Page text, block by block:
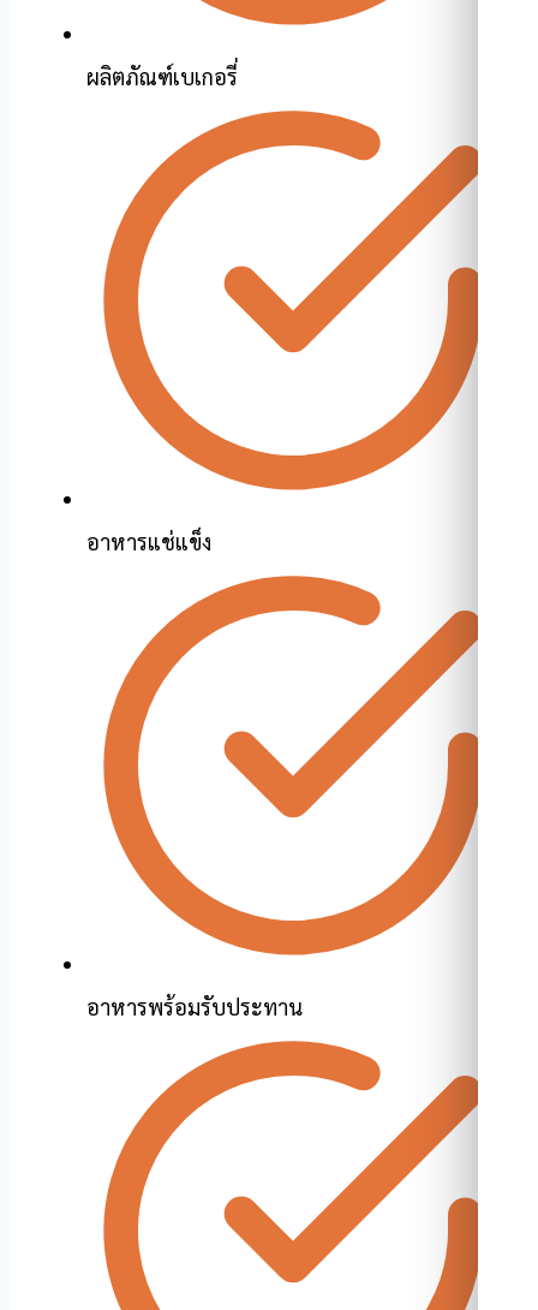
ผลิตภัณฑ์เบเกอรี่
อาหารแช่แข็ง
อาหารพร้อมรับประทาน